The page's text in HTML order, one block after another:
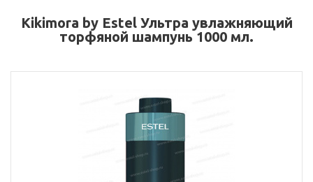
Kikimora by Estel Ультра увлажняющий
торфяной шампунь 1000 мл.